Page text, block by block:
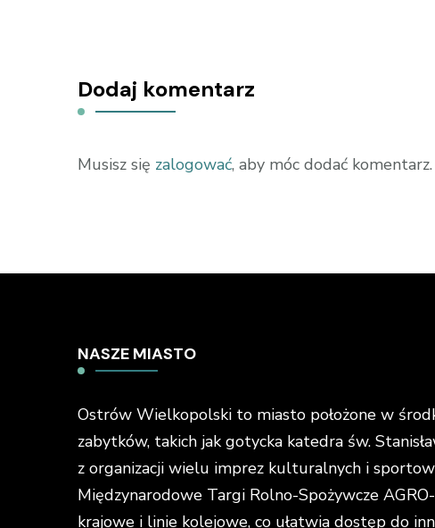
Dodaj komentarz
Musisz się zalogować, aby móc dodać komentarz.
NASZE MIASTO
Ostrów Wielkopolski to miasto położone w
zabytków, takich jak gotycka katedra św.
z organizacji wielu imprez kulturalnych i
Międzynarodowe Targi Rolno-Spożywcze
krajowe i linie kolejowe, co ułatwia dostęp do